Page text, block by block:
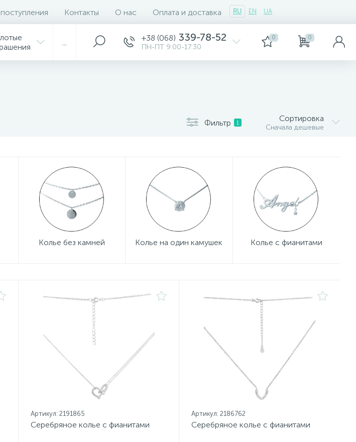
Контакты О нас Оплата и доставка RU EN UA
+38 (068) 339-78-52
ПН-ПТ 9:00-17:30
0 0
Фильтр 1 Сортировка
Сначала дешевые
Колье без камней Колье на один камушек Колье с фианитами
Артикул: 2191865
Серебряное колье с фианитами
Артикул: 2186762
Серебряное колье с фианитами